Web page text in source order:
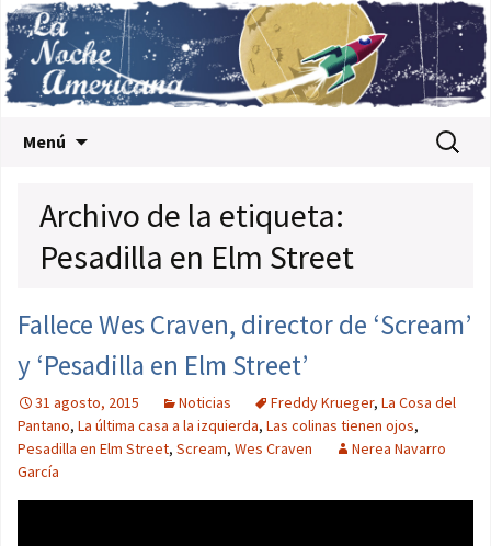
Menú Buscar:
Archivo de la etiqueta:
Pesadilla en Elm Street
Fallece Wes Craven, director de ‘Scream’
y ‘Pesadilla en Elm Street’
31 agosto, 2015 Noticias Freddy Krueger, La Cosa del
Pantano, La última casa a la izquierda, Las colinas tienen ojos,
Pesadilla en Elm Street, Scream, Wes Craven
Nerea Navarro
García